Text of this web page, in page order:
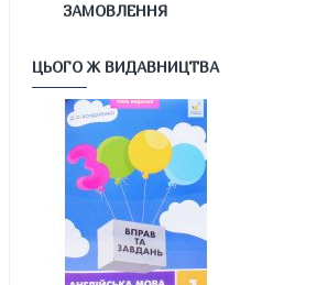
ЗАМОВЛЕННЯ
ЦЬОГО Ж ВИДАВНИЦТВА